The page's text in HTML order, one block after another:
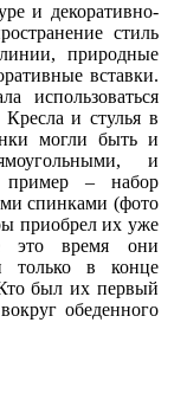
и декоративно-
стиль
природные
вставки.
использоваться
Кресла и стулья в
могли быть и
и
пример – набор
спинками (фото
приобрел их уже
это время они
только в конце
был их первый
обеденного